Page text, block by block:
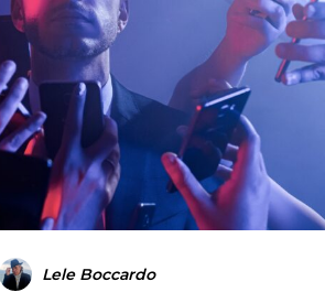
Lele Boccardo